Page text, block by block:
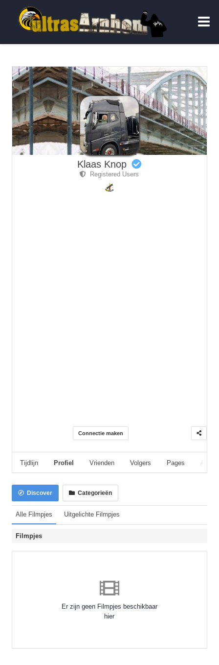
Klaas Knop
Registered Users
Connectie maken
Tijdlijn Profiel Vrienden Volgers Pages
Discover Categorieën
Alle Filmpjes Uitgelichte Filmpjes
Filmpjes
Er zijn geen Filmpjes beschikbaar
hier